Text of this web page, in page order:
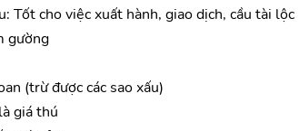
Tốt cho việc xuất hành, giao dịch, cầu tài lộc
gường
(trừ được các sao xấu)
giá thú